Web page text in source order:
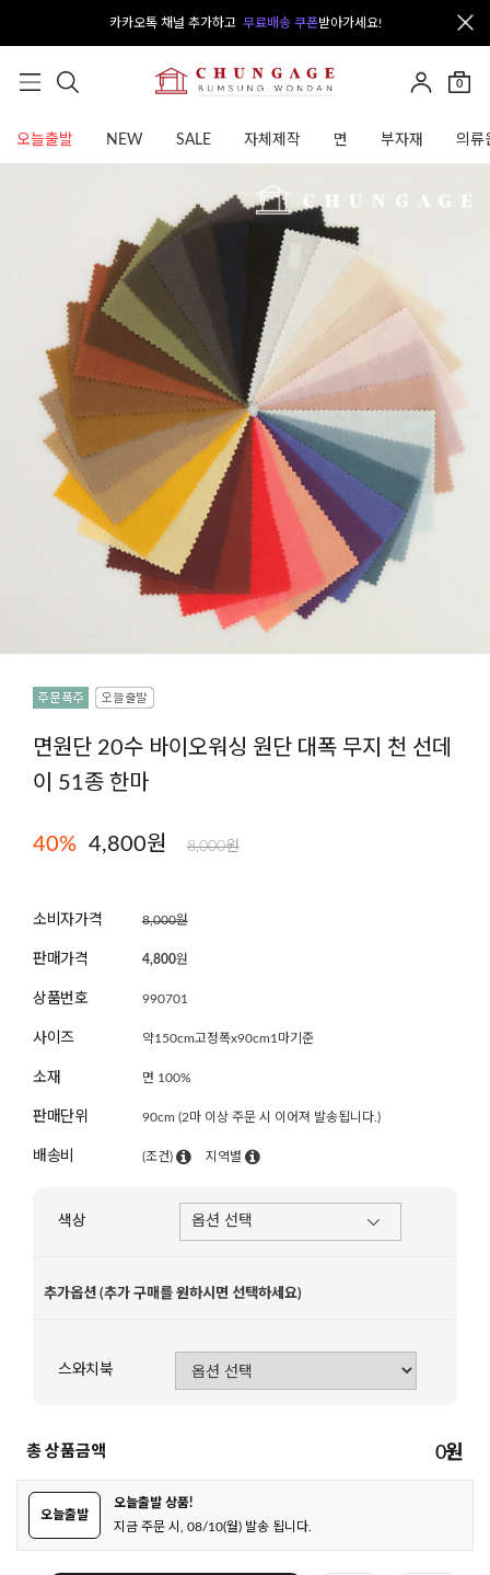
카카오톡 채널 추가하고 무료배송 쿠폰받아가세요!
0
오늘출발 NEW SALE 자체제작 면 부자재 의류
면원단 20수 바이오워싱 원단 대폭 무지 천 선데
이 51종 한마
40% 4,800원 8,000원
소비자가격 8,000원
판매가격 4,800원
상품번호 990701
사이즈 약150cm고정폭x90cm1마기준
소재 면 100%
판매단위 90cm (2마 이상 주문 시 이어져 발송됩니다.)
배송비 (조건) 지역별
색상
추가옵션 (추가 구매를 원하시면 선택하세요)
스와치북
총 상품금액 0원
오늘출발
오늘출발 상품!
지금 주문 시, 08/10(월) 발송 됩니다.